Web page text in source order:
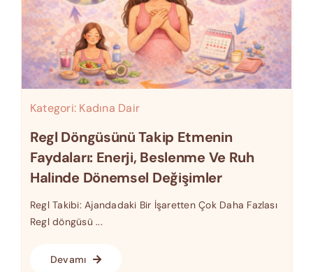
Kategori: Kadına Dair
Regl Döngüsünü Takip Etmenin
Faydaları: Enerji, Beslenme Ve Ruh
Halinde Dönemsel Değişimler
Regl Takibi: Ajandadaki Bir İşaretten Çok Daha Fazlası
Regl döngüsü ...
Devamı